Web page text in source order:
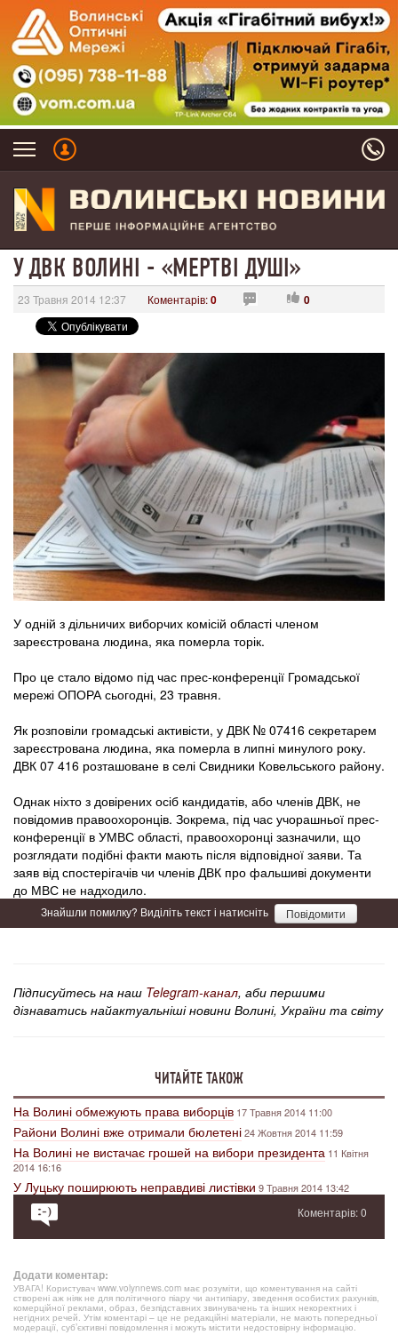
У ДВК ВОЛИНІ - «МЕРТВІ ДУШІ»
23 Травня 2014 12:37 Коментарів:0 0
У одній з дільничих виборчих комісій області членом
зареєстрована людина, яка померла торік.
Про це стало відомо під час прес-конференції Громадської
мережі ОПОРА сьогодні, 23 травня.
Як розповіли громадські активісти, у ДВК № 07416 секретарем
зареєстрована людина, яка померла в липні минулого року.
ДВК 07 416 розташоване в селі Свидники Ковельського району.
Однак ніхто з довірених осіб кандидатів, або членів ДВК, не
повідомив правоохоронців. Зокрема, під час учорашньої прес-
конференції в УМВС області, правоохоронці зазначили, що
розглядати подібні факти мають після відповідної заяви. Та
заяв від спостерігачів чи членів ДВК про фальшиві документи
до МВС не надходило.
Знайшли помилку? Виділіть текст і натисніть Повідомити
Підписуйтесь на наш Telegram-канал, аби першими
дізнаватись найактуальніші новини Волині, України та світу
ЧИТАЙТЕ ТАКОЖ
На Волині обмежують права виборців 17 Травня 2014 11:00
Райони Волині вже отримали бюлетені24 Жовтня 2014 11:59
На Волині не вистачає грошей на вибори президента 11 Квітня
2014 16:16
У Луцьку поширюють неправдиві листівки 9 Травня 2014 13:42
Коментарів: 0
Додати коментар:
УВАГА! Користувач www.volynnews.com має розуміти, що коментування на сайті
створені аж ніяк не для політичного піару чи антипіару, зведення особистих рахунків,
комерційної реклами, образ, безпідставних звинувачень та інших некоректних і
негідних речей. Утім коментарі – це не редакційні матеріали, не мають попередньої
модерації, суб’єктивні повідомлення і можуть містити недостовірну інформацію.